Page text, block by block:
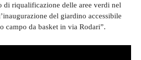
di riqualificazione delle aree verdi nel
del giardino accessibile
campo da basket in via Rodari”.